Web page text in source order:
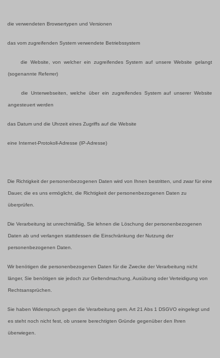
die verwendeten Browsertypen und Versionen
das vom zugreifenden System verwendete Betriebssystem
die Website, von welcher ein zugreifendes System auf unsere Website gelangt
(sogenannte Referrer)
die Unterwebseiten, welche über ein zugreifendes System auf unserer Website
angesteuert werden
das Datum und die Uhrzeit eines Zugriffs auf die Website
eine Internet-Protokoll-Adresse (IP-Adresse)
Die Richtigkeit der personenbezogenen Daten wird von Ihnen bestritten, und zwar für eine
Dauer, die es uns ermöglicht, die Richtigkeit der personenbezogenen Daten zu
überprüfen.
Die Verarbeitung ist unrechtmäßig, Sie lehnen die Löschung der personenbezogenen
Daten ab und verlangen stattdessen die Einschränkung der Nutzung der
personenbezogenen Daten.
Wir benötigen die personenbezogenen Daten für die Zwecke der Verarbeitung nicht
länger, Sie benötigen sie jedoch zur Geltendmachung, Ausübung oder Verteidigung von
Rechtsansprüchen.
Sie haben Widerspruch gegen die Verarbeitung gem. Art 21 Abs 1 DSGVO eingelegt und
es steht noch nicht fest, ob unsere berechtigten Gründe gegenüber den Ihren
überwiegen.